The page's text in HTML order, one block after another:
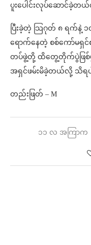
ပူးပေါင်းလုပ်ဆောင်ခဲ့
ပြီးခဲ့တဲ့ သြဂုတ် ၈ ရက်နဲ့
ရောက်နေတဲ့ စစ်ကော်မရှင်
တပ်ဖွဲ့တို့ ထိတွေ့တိုက်ပွဲဖြစ်ပွာ
အရှင်ဖမ်းမိခဲ့တယ်လို့ သိရ
တည်းဖြတ် – M
၁၁ လ အကြာက